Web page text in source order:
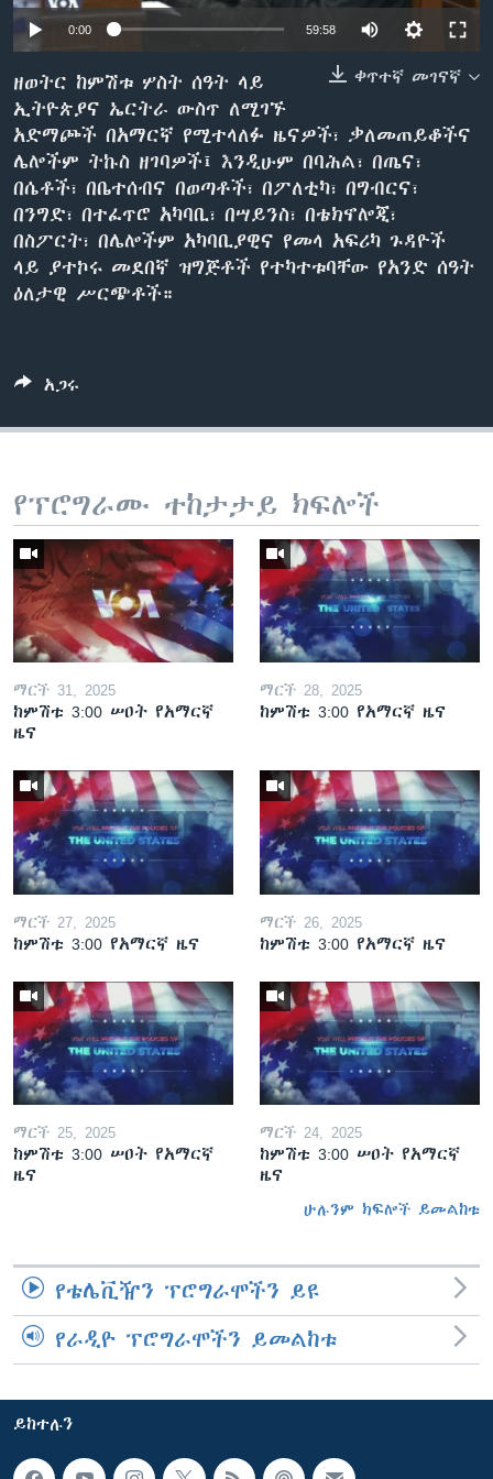
ቋንቋዎች
0:00 59:58
ቀጥተኛ መገናኛ
ዘወትር ከምሽቱ ሦስት ሰዓት ላይ
ኢትዮጵያና ኤርትራ ውስጥ ለሚገኙ
አድማጮች በአማርኛ የሚተላለፉ ዜናዎች፣ ቃለመጠይቆችና
ሌሎችም ትኩስ ዘገባዎች፤ እንዲሁም በባሕል፣ በጤና፣
በሴቶች፣ በቤተሰብና በወጣቶች፣ በፖለቲካ፣ በግብርና፣
በንግድ፣ በተፈጥሮ አካባቢ፣ በሣይንስ፣ በቴክኖሎጂ፣
በስፖርት፣ በሌሎችም አካባቢያዊና የመላ አፍሪካ ጉዳዮች
ላይ ያተኮሩ መደበኛ ዝግጅቶች የተካተቱባቸው የአንድ ሰዓት
ዕለታዊ ሥርጭቶች።
አጋሩ
የፕሮግራሙ ተከታታይ ክፍሎች
ማርች 31, 2025
ከምሽቱ 3:00 ሠዐት የአማርኛ
ዜና
ማርች 28, 2025
ከምሽቱ 3:00 የአማርኛ ዜና
ማርች 27, 2025
ከምሽቱ 3:00 የአማርኛ ዜና
ማርች 26, 2025
ከምሽቱ 3:00 የአማርኛ ዜና
ማርች 25, 2025
ከምሽቱ 3:00 ሠዐት የአማርኛ
ዜና
ማርች 24, 2025
ከምሽቱ 3:00 ሠዐት የአማርኛ
ዜና
ሁሉንም ክፍሎች ይመልከቱ
የቴሌቪዥን ፕሮግራሞችን ይዩ
የራዲዮ ፕሮግራሞችን ይመልከቱ
ይከተሉን